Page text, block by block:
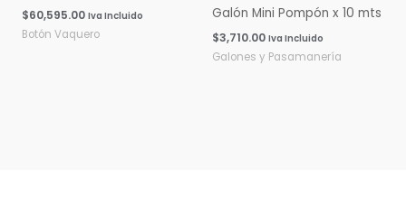
$60,595.00 Iva Incluido
Botón Vaquero
Galón Mini Pompón x 10 mts
$3,710.00 Iva Incluido
Galones y Pasamanería